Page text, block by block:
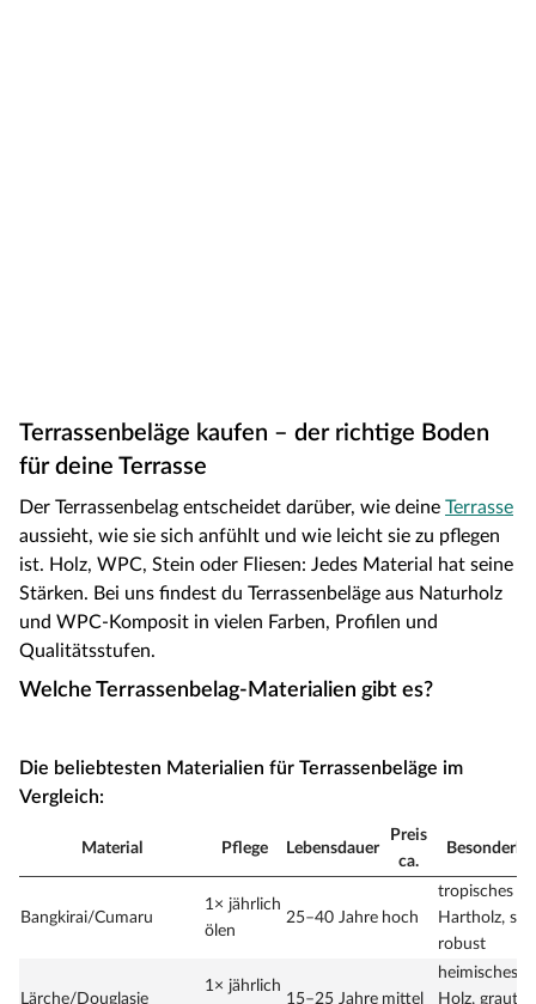
Terrassenbeläge kaufen – der richtige Boden
für deine Terrasse
Der Terrassenbelag entscheidet darüber, wie deine Terrasse
aussieht, wie sie sich anfühlt und wie leicht sie zu pflegen
ist. Holz, WPC, Stein oder Fliesen: Jedes Material hat seine
Stärken. Bei uns findest du Terrassenbeläge aus Naturholz
und WPC-Komposit in vielen Farben, Profilen und
Qualitätsstufen.
Welche Terrassenbelag-Materialien gibt es?
Die beliebtesten Materialien für Terrassenbeläge im
Vergleich:
Material Pflege Lebensdauer
Preis
ca.
Bangkirai/Cumaru
1× jährlich
ölen
25–40 Jahre hoch
tropisches
Hartholz,
robust
Lärche/Douglasie
1× jährlich
15–25 Jahre mittel
heimisches
Holz, graut